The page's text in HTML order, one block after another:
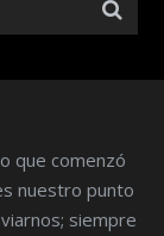
que comenzó
nuestro punto
siempre